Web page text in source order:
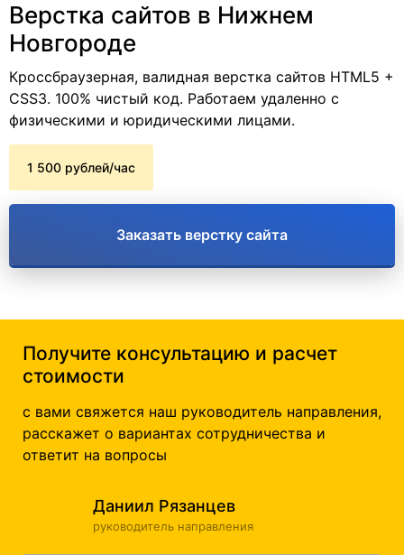
Верстка сайтов в Нижнем
Новгороде
Кроссбраузерная, валидная верстка сайтов HTML5 +
CSS3. 100% чистый код. Работаем удаленно с
физическими и юридическими лицами.
1 500 рублей/час
Заказать верстку сайта
Получите консультацию и расчет
стоимости
с вами свяжется наш руководитель направления,
расскажет о вариантах сотрудничества и
ответит на вопросы
Даниил Рязанцев
руководитель направления